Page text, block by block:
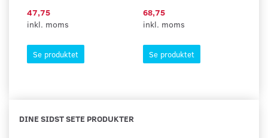
47,75
inkl. moms
Se produktet
68,75
inkl. moms
Se produktet
DINE SIDST SETE PRODUKTER